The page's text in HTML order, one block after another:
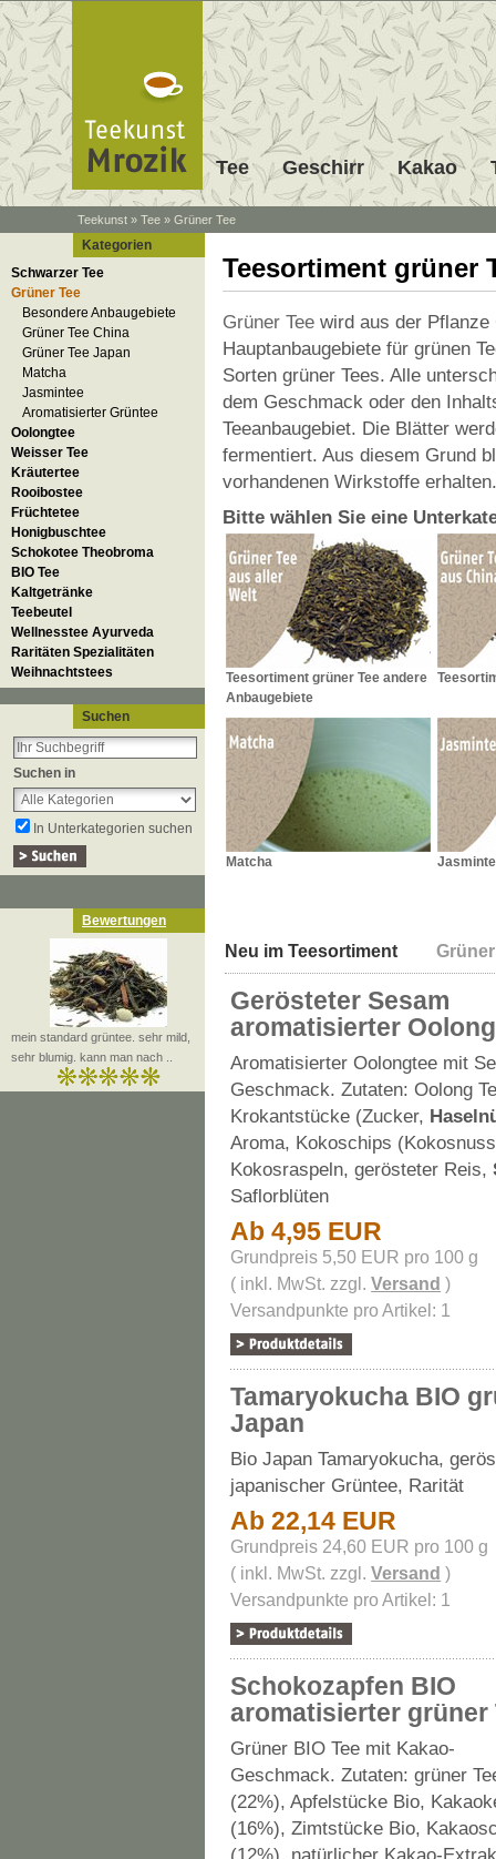
Tee Geschirr Kakao
Teekunst » Tee » Grüner Tee
Kategorien
Schwarzer Tee
Grüner Tee
Besondere Anbaugebiete
Grüner Tee China
Grüner Tee Japan
Matcha
Jasmintee
Aromatisierter Grüntee
Oolongtee
Weisser Tee
Kräutertee
Rooibostee
Früchtetee
Honigbuschtee
Schokotee Theobroma
BIO Tee
Kaltgetränke
Teebeutel
Wellnesstee Ayurveda
Raritäten Spezialitäten
Weihnachtstees
Suchen
Suchen in
In Unterkategorien suchen
Bewertungen
mein standard grüntee. sehr mild,
sehr blumig. kann man nach ..
Teesortiment grüner
Grüner Tee wird aus der Pflanze
Hauptanbaugebiete für grünen
Sorten grüner Tees. Alle
dem Geschmack oder den
Teeanbaugebiet. Die Blätter
fermentiert. Aus diesem Grund
vorhandenen Wirkstoffe erhalten.
Bitte wählen Sie eine
Teesortiment grüner Tee andere
Anbaugebiete
Matcha
Neu im Teesortiment
Gerösteter Sesam
aromatisierter Oolong
Aromatisierter Oolongtee mit
Geschmack. Zutaten: Oolong
Krokantstücke (Zucker,
Aroma, Kokoschips
Kokosraspeln, gerösteter Reis,
Saflorblüten
Ab 4,95 EUR
Grundpreis 5,50 EUR pro 100 g
( inkl. MwSt. zzgl.Versand )
Versandpunkte pro Artikel: 1
Tamaryokucha BIO
Japan
Bio Japan Tamaryokucha,
japanischer Grüntee, Rarität
Ab 22,14 EUR
Grundpreis 24,60 EUR pro 100 g
( inkl. MwSt. zzgl.Versand )
Versandpunkte pro Artikel: 1
Schokozapfen BIO
aromatisierter grüner
Grüner BIO Tee mit Kakao-
Geschmack. Zutaten: grüner
(22%), Apfelstücke Bio,
(16%), Zimtstücke Bio,